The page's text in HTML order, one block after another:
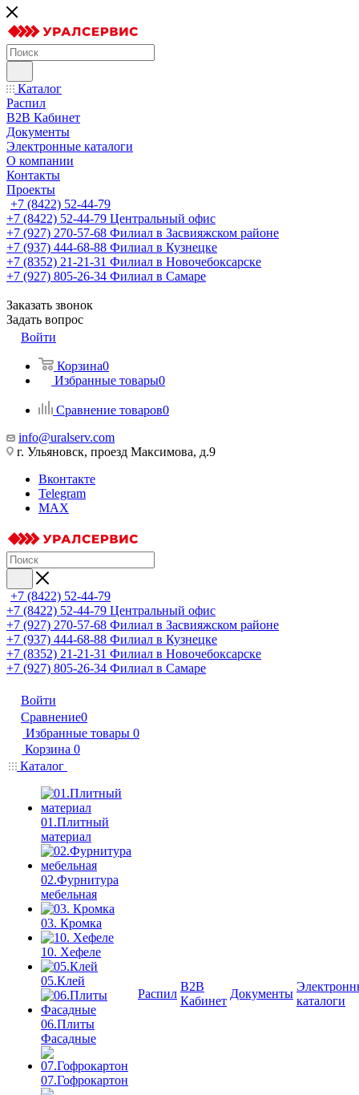
Каталог
Распил
B2B Кабинет
Документы
Электронные каталоги
О компании
Контакты
Проекты
+7 (8422) 52-44-79
+7 (8422) 52-44-79 Центральный офис
+7 (927) 270-57-68 Филиал в Засвияжском районе
+7 (937) 444-68-88 Филиал в Кузнецке
+7 (8352) 21-21-31 Филиал в Новочебоксарске
+7 (927) 805-26-34 Филиал в Самаре
Заказать звонок
Задать вопрос
Войти
Корзина0
Избранные товары0
Сравнение товаров0
info@uralserv.com
г. Ульяновск, проезд Максимова, д.9
Вконтакте
Telegram
MAX
+7 (8422) 52-44-79
+7 (8422) 52-44-79 Центральный офис
+7 (927) 270-57-68 Филиал в Засвияжском районе
+7 (937) 444-68-88 Филиал в Кузнецке
+7 (8352) 21-21-31 Филиал в Новочебоксарске
+7 (927) 805-26-34 Филиал в Самаре
Войти
Сравнение0
Избранные товары 0
Корзина 0
Каталог
01.Плитный
материал
02.Фурнитура
мебельная
03. Кромка
10. Хефеле
05.Клей
06.Плиты
Фасадные
07.Гофрокартон
Распил
B2B
Кабинет
Документы
каталоги